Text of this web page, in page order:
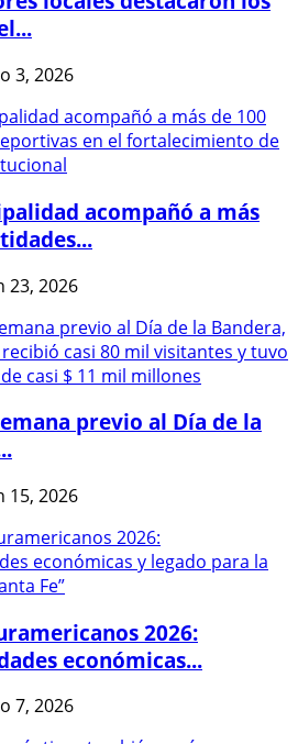
3, 2026
acompañó a más
23, 2026
previo al Día de la
15, 2026
2026:
económicas...
7, 2026